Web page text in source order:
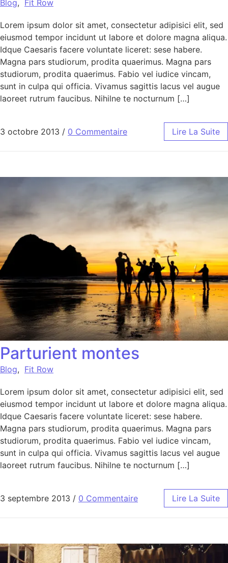
Blog, Fit Row
Lorem ipsum dolor sit amet, consectetur adipisici elit, sed
eiusmod tempor incidunt ut labore et dolore magna aliqua.
Idque Caesaris facere voluntate liceret: sese habere.
Magna pars studiorum, prodita quaerimus. Magna pars
studiorum, prodita quaerimus. Fabio vel iudice vincam,
sunt in culpa qui officia. Vivamus sagittis lacus vel augue
laoreet rutrum faucibus. Nihilne te nocturnum […]
3 octobre 2013 / 0 Commentaire Lire La Suite
Parturient montes
Blog, Fit Row
Lorem ipsum dolor sit amet, consectetur adipisici elit, sed
eiusmod tempor incidunt ut labore et dolore magna aliqua.
Idque Caesaris facere voluntate liceret: sese habere.
Magna pars studiorum, prodita quaerimus. Magna pars
studiorum, prodita quaerimus. Fabio vel iudice vincam,
sunt in culpa qui officia. Vivamus sagittis lacus vel augue
laoreet rutrum faucibus. Nihilne te nocturnum […]
3 septembre 2013 / 0 Commentaire Lire La Suite